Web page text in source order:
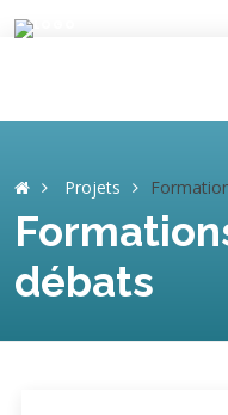
Projets Formations,
débats